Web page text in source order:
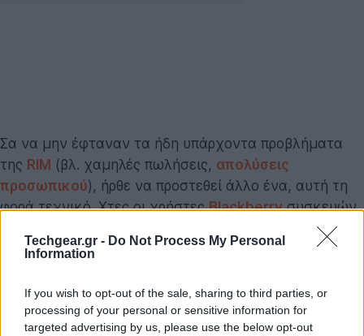
Techgear.gr - Do Not Process My Personal
Information
If you wish to opt-out of the sale, sharing to third parties, or
processing of your personal or sensitive information for
targeted advertising by us, please use the below opt-out
Σα να μην έφταναν τα ήδη υπάρχοντα προβλήματα
της RIM (βλ. χαμηλές πωλήσεις, απολύσεις
προσωπικού), ήρθε να προστεθεί άλλο ένα, αυτή τη
φορά τεχνικό. Χτες οι χρήστεςBlackberryσυσκευών
ξαφνικά την πρόσβαση σε όλες τις online υπηρεσίες